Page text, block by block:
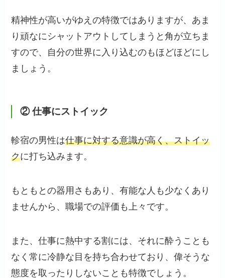
精神性が高いがゆえの特徴ではありますが、あま
り頑なにシャットアウトしてしまうと角が立ちま
すので、自分の世界に入り込むのもほどほどにし
ましょう。
② 仕事にストイック
軫宿の男性は仕事に対する意識が高く、ストイッ
クに打ち込みます。
もともとの器用さもあり、有能な人も少なくあり
ませんから、職場での評価も上々です。
また、仕事に熱中する割には、それに酔うことも
なく常に冷静な目を持ち合わせており、偉そうな
態度を取ったりしないことも特徴でしょう。